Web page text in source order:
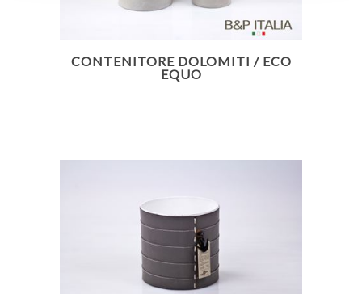
CONTENITORE DOLOMITI / ECO
EQUO